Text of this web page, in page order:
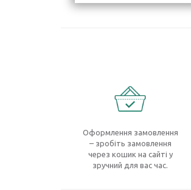
Оформлення замовлення
– зробіть замовлення
через кошик на сайті у
зручний для вас час.